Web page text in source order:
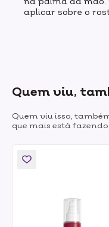
aplicar sobre o
Quem viu,
Quem viu isso,
que mais está fazendo